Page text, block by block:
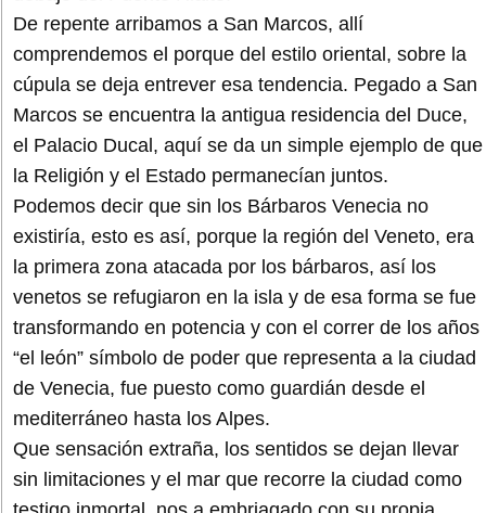
De repente arribamos a San Marcos, allí
comprendemos el porque del estilo oriental, sobre la
cúpula se deja entrever esa tendencia. Pegado a San
Marcos se encuentra la antigua residencia del Duce,
el Palacio Ducal, aquí se da un simple ejemplo de que
la Religión y el Estado permanecían juntos.
Podemos decir que sin los Bárbaros Venecia no
existiría, esto es así, porque la región del Veneto, era
la primera zona atacada por los bárbaros, así los
venetos se refugiaron en la isla y de esa forma se fue
transformando en potencia y con el correr de los años
“el león” símbolo de poder que representa a la ciudad
de Venecia, fue puesto como guardián desde el
mediterráneo hasta los Alpes.
Que sensación extraña, los sentidos se dejan llevar
sin limitaciones y el mar que recorre la ciudad como